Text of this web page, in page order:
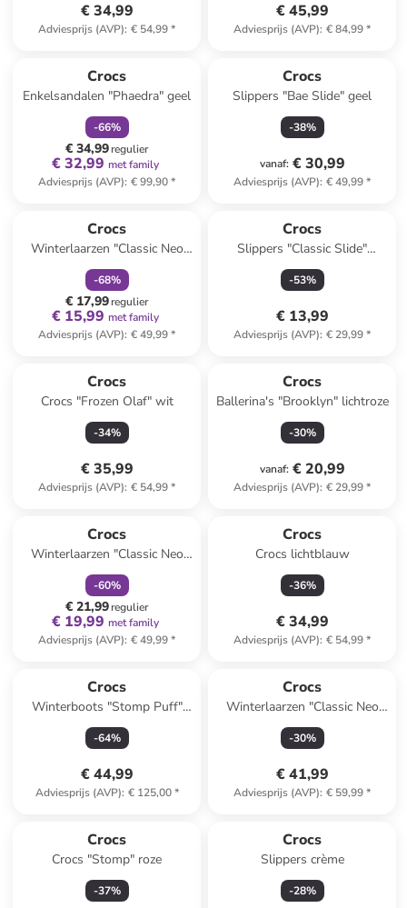
€ 34,99
Adviesprijs (AVP): € 54,99*
€ 45,99
Adviesprijs (AVP): € 84,99*
Crocs
Enkelsandalen "Phaedra" geel
-66%
€ 34,99regulier
€ 32,99 met family
Adviesprijs (AVP): € 99,90*
Crocs
Slippers "Bae Slide" geel
-38%
vanaf: € 30,99
Adviesprijs (AVP): € 49,99*
Crocs
Winterlaarzen "Classic Neo
Puff" roze
-68%
€ 17,99regulier
€ 15,99 met family
Adviesprijs (AVP): € 49,99*
Crocs
Slippers "Classic Slide"
donkerblauw
-53%
€ 13,99
Adviesprijs (AVP): € 29,99*
Crocs
Crocs "Frozen Olaf" wit
-34%
€ 35,99
Adviesprijs (AVP): € 54,99*
Crocs
Ballerina's "Brooklyn" lichtroze
-30%
vanaf: € 20,99
Adviesprijs (AVP): € 29,99*
Crocs
Winterlaarzen "Classic Neo
Puff" donkerblauw
-60%
€ 21,99regulier
€ 19,99 met family
Adviesprijs (AVP): € 49,99*
Crocs
Crocs lichtblauw
-36%
€ 34,99
Adviesprijs (AVP): € 54,99*
Crocs
Winterboots "Stomp Puff"
zwart
-64%
€ 44,99
Adviesprijs (AVP): € 125,00*
Crocs
Winterlaarzen "Classic Neo
Puff" zwart
-30%
€ 41,99
Adviesprijs (AVP): € 59,99*
Crocs
Crocs "Stomp" roze
-37%
Crocs
Slippers crème
-28%